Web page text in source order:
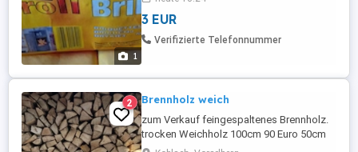
1
3 EUR
Verifizierte Telefonnummer
2 Brennholz weich
zum Verkauf feingespaltenes Brennholz.
trocken Weichholz 100cm 90 Euro 50cm
95 33cm 100 25cm 105 Zustellung auf